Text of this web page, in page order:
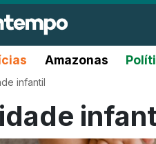
Amazonas
infantil